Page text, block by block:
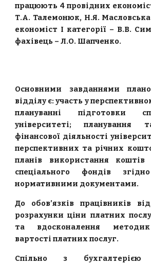
працюють 4 провідних
Т.А. Талемонюк, Н.Я.
економіст І категорії – В.В.
фахівець – Л.О. Шапченко.
Основними завданнями
відділу є: участь у
плануванні підготовки
університеті; планування
фінансової діяльності
перспективних та річних
планів використання коштів
спеціального фондів
нормативними документами.
До обов’язків працівників
розрахунки ціни платних
та вдосконалення
вартості платних послуг.
Спільно з